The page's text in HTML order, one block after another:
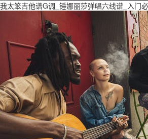
我太笨吉他谱G调_锤娜丽莎弹唱六线谱_入门